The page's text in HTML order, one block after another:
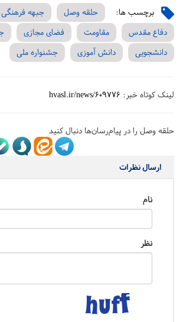
برچسب ها: حلقه وصل
جبهه فرهنگی
دفاع مقدس
مقاومت فضای مجازی
دانشجویی
دانش آموزی جشنواره ملی
لینک کوتاه خبر: hvasl.ir/news/609776
حلقه وصل را در پیام‌رسان‌ها دنبال کنید
ارسال نظرات
نام
نظر